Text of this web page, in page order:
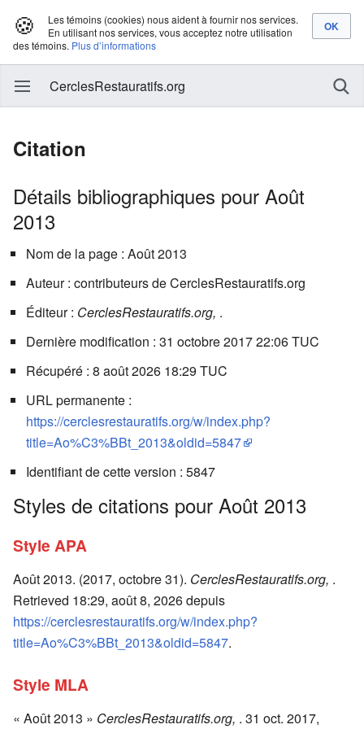
🍪
Les témoins (cookies) nous aident à fournir nos services.
En utilisant nos services, vous acceptez notre utilisation
des témoins. Plus d’informations
CerclesRestauratifs.org
Citation
Détails bibliographiques pour Août
2013
Nom de la page : Août 2013
Auteur : contributeurs de CerclesRestauratifs.org
Éditeur : CerclesRestauratifs.org, .
Dernière modification : 31 octobre 2017 22:06 TUC
Récupéré : 8 août 2026 18:29 TUC
URL permanente :
https://cerclesrestauratifs.org/w/index.php?
title=Ao%C3%BBt_2013&oldid=5847
Identifiant de cette version : 5847
Styles de citations pour Août 2013
Style APA
Août 2013. (2017, octobre 31). CerclesRestauratifs.org, .
Retrieved 18:29, août 8, 2026 depuis
https://cerclesrestauratifs.org/w/index.php?
title=Ao%C3%BBt_2013&oldid=5847.
Style MLA
« Août 2013 » CerclesRestauratifs.org, . 31 oct. 2017,